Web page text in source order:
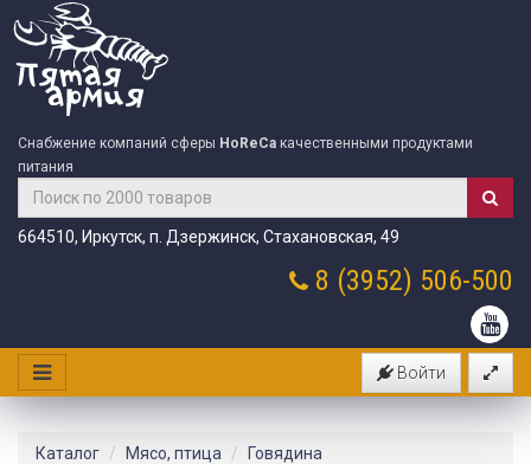
Снабжение компаний сферы HoReCa качественными продуктами
питания
664510, Иркутск, п. Дзержинск, Стахановская, 49
8 (3952) 506-500
Войти
Каталог Мясо, птица
Говядина